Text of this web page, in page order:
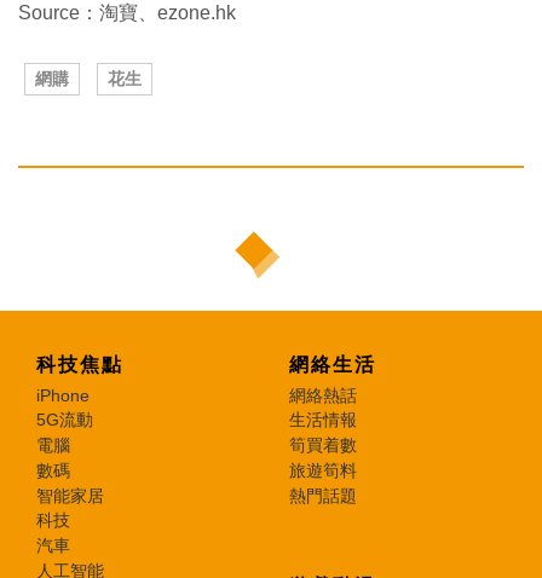
Source：淘寶、ezone.hk
網購 花生
科技焦點
iPhone
5G流動
電腦
數碼
智能家居
科技
汽車
人工智能
網絡生活
網絡熱話
生活情報
筍買着數
旅遊筍料
熱門話題